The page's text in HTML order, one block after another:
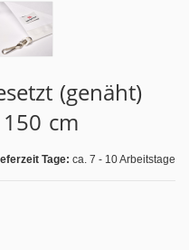
(genäht)
cm
Tage: ca. 7 - 10 Arbeitstage